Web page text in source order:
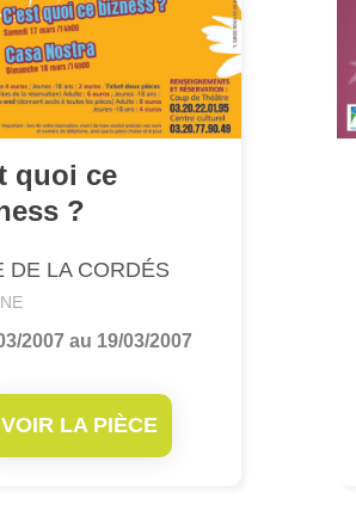
quoi ce
?
DE LA CORDÉS
2007 au 19/03/2007
VOIR LA PIÈCE